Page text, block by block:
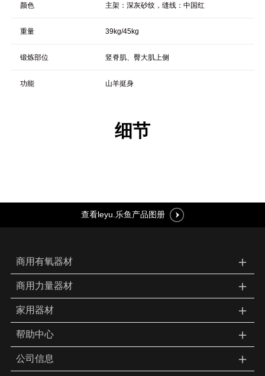
颜色 主架：深灰砂纹，缝线：中国红
重量 39kg/45kg
锻炼部位 竖脊肌、臀大肌上侧
功能 山羊挺身
细节
查看leyu.乐鱼产品图册
商用有氧器材 ＋
商用力量器材 ＋
家用器材 ＋
帮助中心 ＋
公司信息
＋